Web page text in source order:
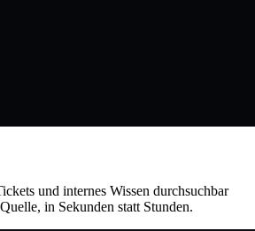
und internes Wissen durchsuchbar
in Sekunden statt Stunden.